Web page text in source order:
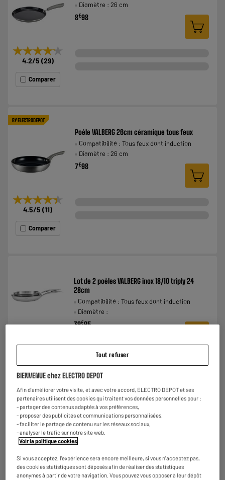
★★★★★
★★★★★
4.2/5 (29)
Comparer
Diamètre : 26 cm
8€98
BY ELECTRODEPOT
★★★★★
★★★★★
4.5/5 (11)
Comparer
Poêle VALBERG 26cm céramique tous feux
Compatibilité : Tous feux dont induction
Diamètre : 26 cm
7€98
Lot de 2 poêles VALBERG inox 18/10 triply 24
28cm
Compatibilité : Tous feux dont induction
Diamètre :
39€95
LE PRIX BAS
Poêle VALBERG 12cm sauf induction
2 98
Tout refuser
BIENVENUE chez ELECTRO DEPOT
Afin d'améliorer votre visite, et avec votre accord, ELECTRO DEPOT et ses
partenaires utilisent des cookies qui traitent vos données personnelles pour :
- partager des contenus adaptés à vos préférences,
- proposer des publicités et communications personnalisées,
- faciliter le partage de contenu sur les réseaux sociaux,
- analyser le trafic sur notre site web.
Voir la politique cookies.
Si vous acceptez, l'expérience sera encore meilleure, si vous n'acceptez pas,
des cookies statistiques sont déposés afin de réaliser des statistiques
anonymes à partir de votre navigation. Vous pouvez vous opposer à leur dépôt